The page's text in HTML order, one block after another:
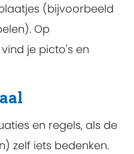
(bijvoorbeeld
Op
vind je picto's en
en regels, als de
zelf iets bedenken.